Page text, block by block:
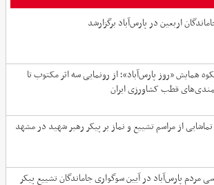
اربعین در پارس‌آباد برگزارشد
همایش «روز پارس‌آباد»؛ از رونمایی سه اثر مکتوب تا
قطب کشاورزی ایران
مردم پارس‌آباد در آیین سوگواری جاماندگان تشییع پیکر